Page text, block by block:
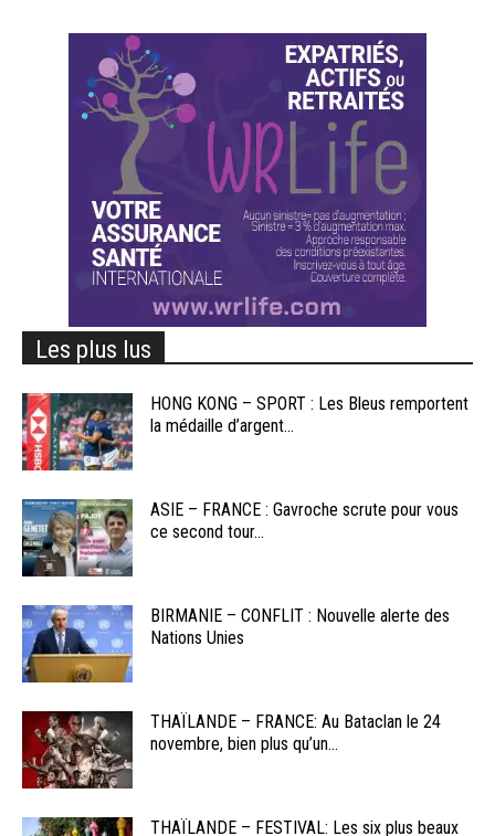
Les plus lus
HONG KONG – SPORT : Les Bleus remportent
la médaille d’argent...
ASIE – FRANCE : Gavroche scrute pour vous
ce second tour...
BIRMANIE – CONFLIT : Nouvelle alerte des
Nations Unies
THAÏLANDE – FRANCE: Au Bataclan le 24
novembre, bien plus qu’un...
THAÏLANDE – FESTIVAL: Les six plus beaux